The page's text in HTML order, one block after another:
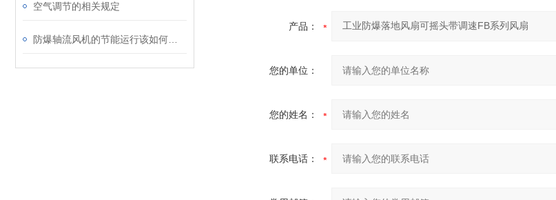
空气调节的相关规定
产品：
您的单位：
您的姓名：
联系电话：